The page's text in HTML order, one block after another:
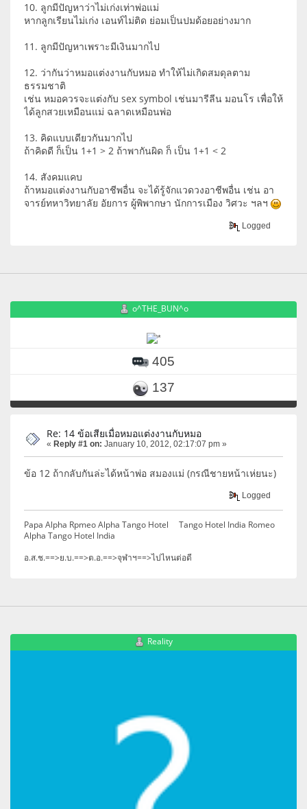
10. ลูกมีปัญหาว่าไม่เก่งเท่าพ่อแม่
หากลูกเรียนไม่เก่ง เอนท์ไม่ติด ย่อมเป็นปมด้อยอย่างมาก
11. ลูกมีปัญหาเพราะมีเงินมากไป
12. ว่ากันว่าหมอแต่งงานกับหมอ ทำให้ไม่เกิดสมดุลตาม
ธรรมชาติ
เช่น หมอควรจะแต่งกับ sex symbol เช่นมารีลีน มอนโร เพื่อให้
ได้ลูกสวยเหมือนแม่ ฉลาดเหมือนพ่อ
13. คิดแบบเดียวกันมากไป
ถ้าคิดดี ก็เป็น 1+1 > 2 ถ้าพากันผิด ก็ เป็น 1+1 < 2
14. สังคมแคบ
ถ้าหมอแต่งงานกับอาชีพอื่น จะได้รู้จักแวดวงอาชีพอื่น เช่น อา
จารย์ทหาวิทยาลัย อัยการ ผู้พิพากษา นักการเมือง วิศวะ ฯลฯ
Logged
o^THE_BUN^o
405
137
Re: 14 ข้อเสียเมื่อหมอแต่งงานกับหมอ
« Reply #1 on: January 10, 2012, 02:17:07 pm »
ข้อ 12 ถ้ากลับกันล่ะได้หน้าพ่อ สมองแม่ (กรณีชายหน้าเห่ยนะ)
Logged
Papa Alpha Rpmeo Alpha Tango Hotel Tango Hotel India Romeo
Alpha Tango Hotel India
อ.ส.ช.==>ย.บ.==>ต.อ.==>จุฬาฯ==>ไปไหนต่อดี
Reality